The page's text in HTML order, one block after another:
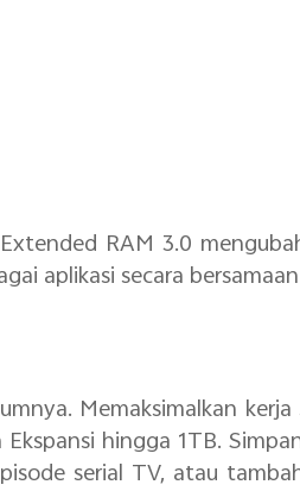
RAM 3.0
aplikasi secara
Memaksimalkan kerja
hingga 1TB.
serial TV, atau